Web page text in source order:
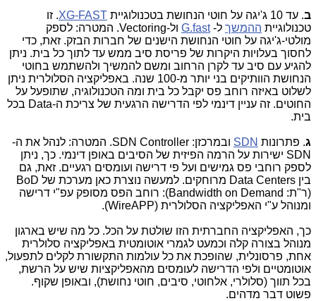
ב. עד 10 ג'יגה על חוטי הנחושת בטכנולוגיית XG-FAST. זו
טכנולוגיית ההמשך ל-G.fast
ול-Vectoring. המטרה: לספק
מולטי-ג'יגה על חוטי הנחושת הישנים של חברות הבזק. זאת, כדי
לחסוך בעלויות היקרות של פריסת סיב ממש עד לתוך כל בית. ניתן
להגיע עם סיב עד לקרן הרחוב ומשם להמשיך ולהשתמש בחוטי
הנחושת הוותיקים בני יותר מ-100 שנה. באפליקציה הסלולרית ניתן
לשלוט באיזה רוחב פס יקבל כל בית ומה הטכנולוגיה, שתופעל על
החוטים. זה עניין דינמי לפי הדרישה הרגעית של צריכת ה-Data בכל
בית.
ג. פתרונות SDN
ובמרכזן: SDN Controller. המטרה: לנהל את ה-
SDN ישירות על הרמה הפיזית של הסיבים באופן דינמי. כך, ניתן
לספק רוחבי פס גמישים ועל פי דרישה ועומסים רגעיים. זאת, גם
בין Data Centers מרוחקים. למעשה נוצרת כאן מערכת של BoD
(ר"ת: Bandwidth on Demand): רוחב הפס מסופק עפ"י דרישה
ומנוהל ע"י האפליקציה הסלולרית (WireAPP).
כך, האפליקציה החברתית הזו שולטת על הכל. כל מה שיש בארגון
מנוהל בצורה קלה וכמעט לגמרי אוטומטית באפליקציה סלולרית
אחת, פרסונלית, שהופכת את כל עולמות התקשורת לקלים לתפעול,
אוטומטיים ולפי הדרישה לעומסים מהאפליקציות שיש על הרשת,
בכל תווך (סלולרי, אלחוטי, סיבים, חוטי נחושת), ובאופן שקוף.
פשוט דבר מדהים.